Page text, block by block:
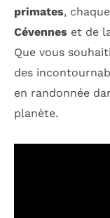
primates,
Cévennes et de
Que vous
des
en randonnée
planète.